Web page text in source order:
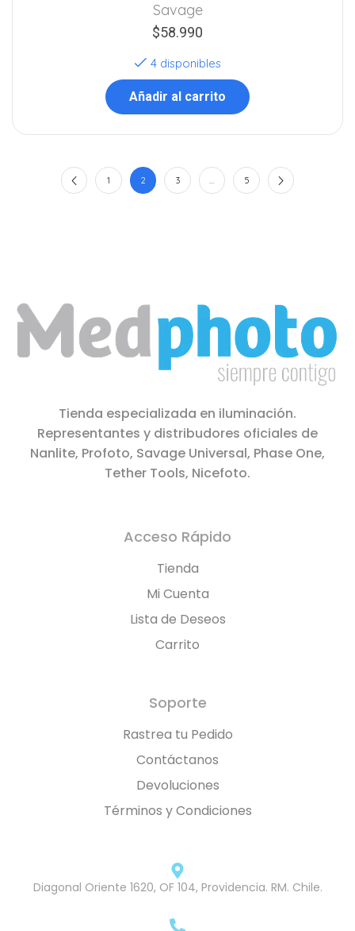
Savage
$58.990
4 disponibles
Añadir al carrito
1 2 3 5
Tienda especializada en iluminación.
Representantes y distribudores oficiales de
Nanlite, Profoto, Savage Universal, Phase One,
Tether Tools, Nicefoto.
Acceso Rápido
Tienda
Mi Cuenta
Lista de Deseos
Carrito
Soporte
Rastrea tu Pedido
Contáctanos
Devoluciones
Términos y Condiciones
Diagonal Oriente 1620, OF 104, Providencia. RM. Chile.